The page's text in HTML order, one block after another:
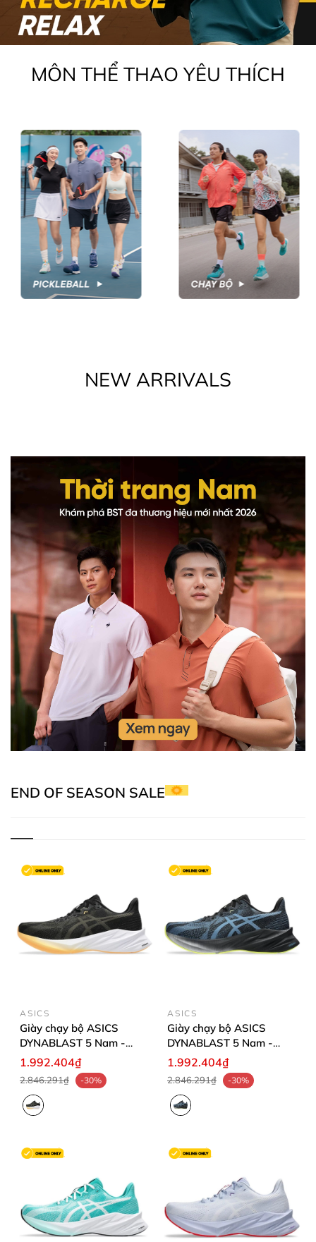
MÔN THỂ THAO YÊU THÍCH
NEW ARRIVALS
END OF SEASON SALE
ASICS
Giày chạy bộ ASICS
DYNABLAST 5 Nam -
1011B983.001
1.992.404₫
2.846.291₫ -30%
ASICS
Giày chạy bộ ASICS
DYNABLAST 5 Nam -
1011B983.002
1.992.404₫
2.846.291₫ -30%